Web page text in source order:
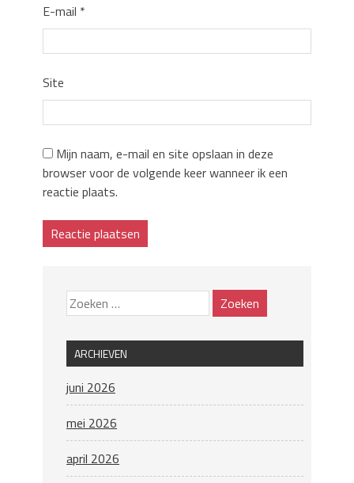
E-mail *
Site
Mijn naam, e-mail en site opslaan in deze
browser voor de volgende keer wanneer ik een
reactie plaats.
ARCHIEVEN
juni 2026
mei 2026
april 2026